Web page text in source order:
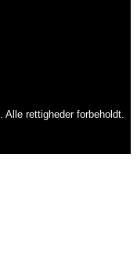
rettigheder forbeholdt.